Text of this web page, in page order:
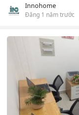
Innohome
Đăng 1 năm trước